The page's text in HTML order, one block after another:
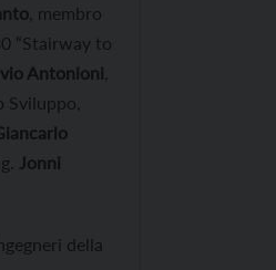
, membro
“Stairway to
Antonioni
Sviluppo,
Jonni
della